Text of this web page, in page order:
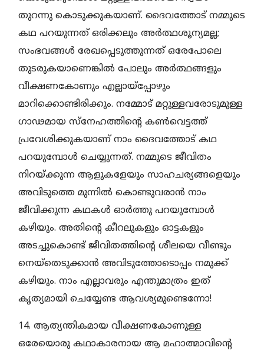
തുറന്നു കൊടുക്കുകയാണ്. ദൈവത്തോട് നമ്മുടെ
കഥ പറയുന്നത് ഒരിക്കലും അര്‍ത്ഥശൂന്യമല്ല;
സംഭവങ്ങള്‍ രേഖപ്പെടുത്തുന്നത് ഒരേപോലെ
തുടരുകയാണെങ്കില്‍ പോലും അര്‍ത്ഥങ്ങളും
വീക്ഷണകോണും എല്ലായ്പ്പോഴും
മാറിക്കൊണ്ടിരിക്കും. നമ്മോട് മറ്റുള്ളവരോടുമുള്ള
ഗാഢമായ സ്നേഹത്തിന്റെ കണ്‍വെട്ടത്ത്
പ്രവേശിക്കുകയാണ് നാം ദൈവത്തോട് കഥ
പറയുമ്പോള്‍ ചെയ്യുന്നത്. നമ്മുടെ ജീവിതം
നിറയ്ക്കുന്ന ആളുകളേയും സാഹചര്യങ്ങളെയും
അവിടുത്തെ മുന്നില്‍ കൊണ്ടുവരാന്‍ നാം
ജീവിക്കുന്ന കഥകള്‍ ഓര്‍ത്തു പറയുമ്പോള്‍
കഴിയും. അതിന്റെ കീറലുകളും ഓട്ടകളും
അടച്ചുകൊണ്ട് ജീവിതത്തിന്റെ ശീലയെ വീണ്ടും
നെയ്തെടുക്കാന്‍ അവിടുത്തോടൊപ്പം നമുക്ക്
കഴിയും. നാം എല്ലാവരും എന്തുമാത്രം ഇത്
കൃത്യമായി ചെയ്യേണ്ട ആവശ്യമുണ്ടെന്നോ!
14. ആത്യന്തികമായ വീക്ഷണകോണുള്ള
ഒരേയൊരു കഥാകാരനായ ആ മഹാത്മാവിന്റെ